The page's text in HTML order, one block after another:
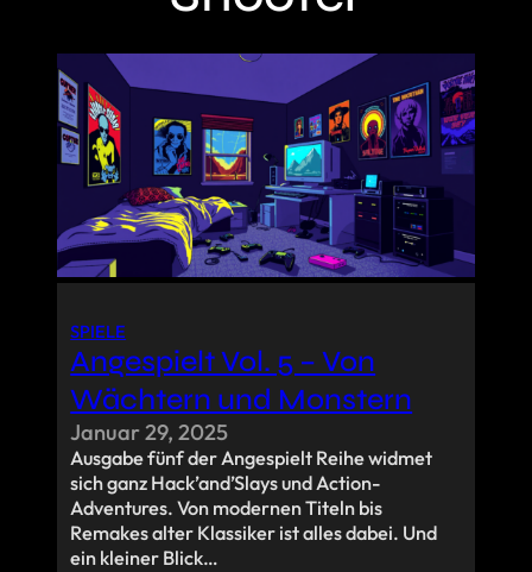
SPIELE
Angespielt Vol. 5 – Von
Wächtern und Monstern
Januar 29, 2025
Ausgabe fünf der Angespielt Reihe widmet
sich ganz Hack’and’Slays und Action-
Adventures. Von modernen Titeln bis
Remakes alter Klassiker ist alles dabei. Und
ein kleiner Blick…